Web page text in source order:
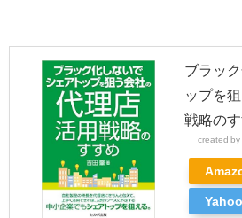
ブラッ
ップを
戦略の
created by